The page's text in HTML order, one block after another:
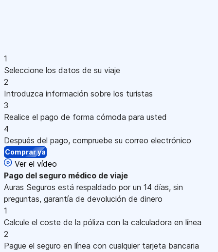
1
Seleccione los datos de su viaje
2
Introduzca información sobre los turistas
3
Realice el pago de forma cómoda para usted
4
Después del pago, compruebe su correo electrónico
Comprar ya
Ver el vídeo
Pago del seguro médico de viaje
Auras Seguros está respaldado por un 14 días, sin
preguntas, garantía de devolución de dinero
1
Calcule el coste de la póliza con la calculadora en línea
2
Pague el seguro en línea con cualquier tarjeta bancaria